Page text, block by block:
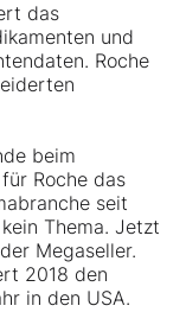
das
und
Roche
beim
Roche das
seit
Thema. Jetzt
Megaseller.
2018 den
in den USA.